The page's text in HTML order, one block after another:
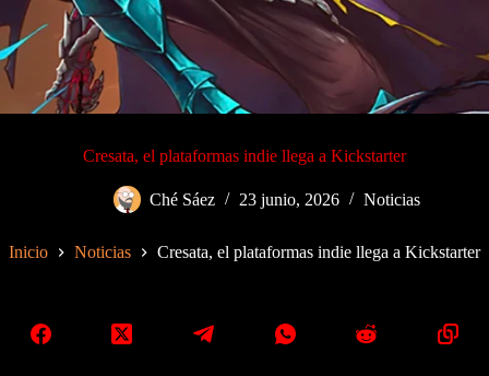
Cresata, el plataformas indie llega a Kickstarter
Ché Sáez 23 junio, 2026 Noticias
Inicio Noticias Cresata, el plataformas indie llega a Kickstarter